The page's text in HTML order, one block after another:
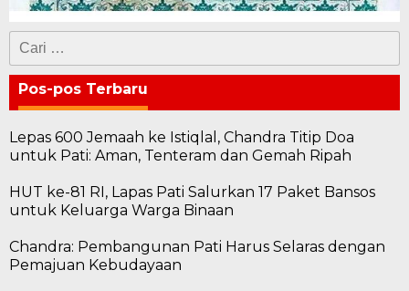
Cari
untuk:
Pos-pos Terbaru
Lepas 600 Jemaah ke Istiqlal, Chandra Titip Doa
untuk Pati: Aman, Tenteram dan Gemah Ripah
HUT ke-81 RI, Lapas Pati Salurkan 17 Paket Bansos
untuk Keluarga Warga Binaan
Chandra: Pembangunan Pati Harus Selaras dengan
Pemajuan Kebudayaan